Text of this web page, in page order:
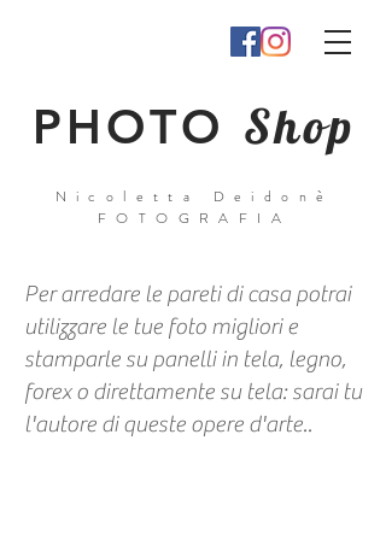
PHOTO Shop
Nicoletta Deidonè
FOTOGRAFIA
Per arredare le pareti di casa potrai
utilizzare le tue foto migliori e
stamparle su panelli in tela, legno,
forex o direttamente su tela: sarai tu
l'autore di queste opere d'arte..